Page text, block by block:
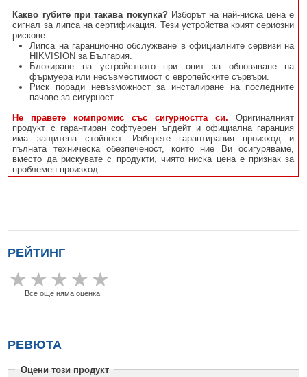
Какво губите при такава покупка?Изборът на най-ниска цена е
сигнал за липса на сертификация. Тези устройства крият сериозни
рискове:
Липса на гаранционно обслужване в официалните сервизи на
HIKVISION за България.
Блокиране на устройството при опит за обновяване на
фърмуера или несъвместимост с европейските сървъри.
Риск поради невъзможност за инсталиране на последните
пачове за сигурност.
Не правете компромис със сигурността си. Оригиналният
продукт с гарантиран софтуерен ъпдейт и официална гаранция
има защитена стойност. Изберете гарантирания произход и
пълната техническа обезпеченост, които ние Ви осигуряваме,
вместо да рискувате с продукти, чиято ниска цена е признак за
проблемен произход.
РЕЙТИНГ
Все още няма оценка
РЕВЮТА
Оцени този продукт